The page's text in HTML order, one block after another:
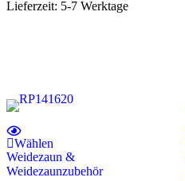
Lieferzeit: 5-7 Werktage
Wählen
Weidezaun &
Weidezaunzubehör